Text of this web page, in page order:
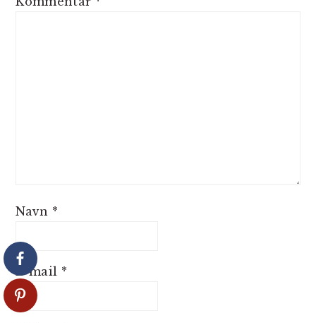
Navn *
E-mail *